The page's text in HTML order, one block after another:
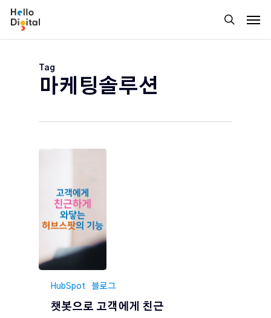
Skip
search
Tag
마케팅솔루션
HubSpot 블로그
챗봇으로 고객에게 친근